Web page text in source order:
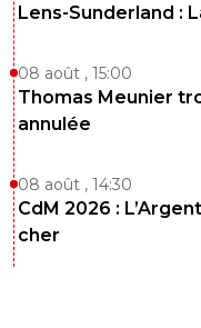
Lens-Sunderland :
08 août , 15:00
Thomas Meunier
annulée
08 août , 14:30
CdM 2026 :
cher